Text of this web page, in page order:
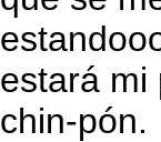
estará mi
chin-pón.